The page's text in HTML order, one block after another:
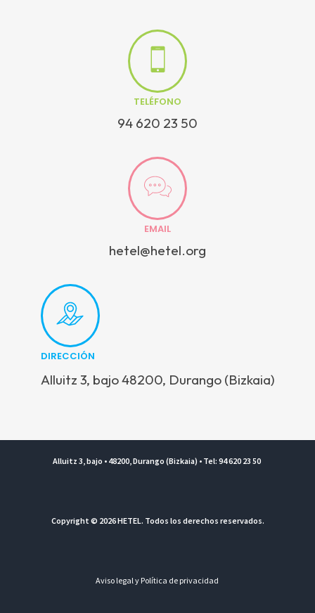
TELÉFONO
94 620 23 50
EMAIL
hetel@hetel.org
DIRECCIÓN
Alluitz 3, bajo 48200, Durango (Bizkaia)
Alluitz 3, bajo • 48200, Durango (Bizkaia) • Tel: 94 620 23 50
Copyright © 2026 HETEL. Todos los derechos reservados.
Aviso legal y Política de privacidad